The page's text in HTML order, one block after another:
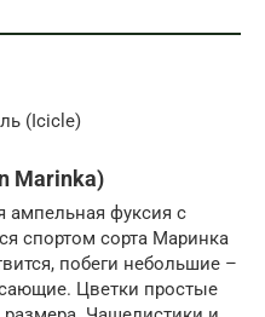
(Icicle)
Marinka)
ампельная фуксия с
спортом сорта Маринка
побеги небольшие –
Цветки простые